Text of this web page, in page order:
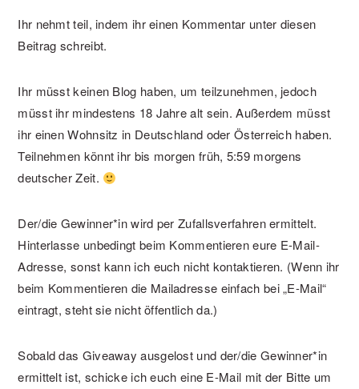
Ihr nehmt teil, indem ihr einen Kommentar unter diesen
Beitrag schreibt.
Ihr müsst keinen Blog haben, um teilzunehmen, jedoch
müsst ihr mindestens 18 Jahre alt sein. Außerdem müsst
ihr einen Wohnsitz in Deutschland oder Österreich haben.
Teilnehmen könnt ihr bis morgen früh, 5:59 morgens
deutscher Zeit.
Der/die Gewinner*in wird per Zufallsverfahren ermittelt.
Hinterlasse unbedingt beim Kommentieren eure E-Mail-
Adresse, sonst kann ich euch nicht kontaktieren. (Wenn ihr
beim Kommentieren die Mailadresse einfach bei „E-Mail“
eintragt, steht sie nicht öffentlich da.)
Sobald das Giveaway ausgelost und der/die Gewinner*in
ermittelt ist, schicke ich euch eine E-Mail mit der Bitte um